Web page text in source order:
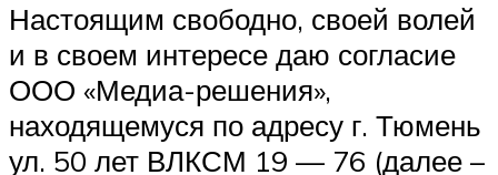
Настоящим свободно, своей волей
и в своем интересе даю согласие
ООО «Медиа-решения»,
находящемуся по адресу г. Тюмень
ул. 50 лет ВЛКСМ 19 — 76 (далее –